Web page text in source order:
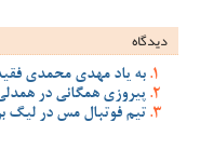
دیدگاه
به یاد مهدی محمدی
پیروزی همگانی در
تیم فوتبال مس در لیگ برتر 87_1386، با